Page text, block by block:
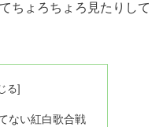
ちょろちょろ見たりして
ない紅白歌合戦